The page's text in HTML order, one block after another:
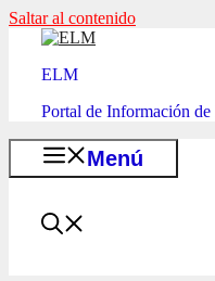
Saltar al contenido
ELM
Portal de Información
Menú